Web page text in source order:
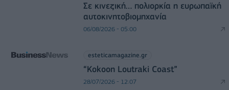
Σε κινεζική… πολιορκία η ευρωπαϊκή
αυτοκινητοβιομηχανία
06/08/2026 - 05:00
esteticamagazine.gr
“Kokoon Loutraki Coast”
28/07/2026 - 12:07